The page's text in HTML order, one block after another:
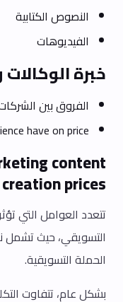
النصوص الكتابية
الفيديوهات
خبرة
الفروق بين
have on price?
content
creation prices
تتعدد العوامل التي
التسويقي، حيث
الحملة التسويقية.
بشكل عام، تتفاوت